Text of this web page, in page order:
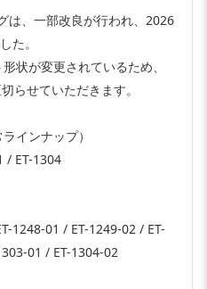
は、一部改良が行われ、2026
た。
状が変更されているため、
らせていただきます。
インナップ）
/ ET-1304
1248-01 / ET-1249-02 / ET-
01 / ET-1304-02